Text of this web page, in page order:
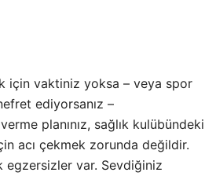
için vaktiniz yoksa – veya spor
ediyorsanız –
planınız, sağlık kulübündeki
acı çekmek zorunda değildir.
egzersizler var. Sevdiğiniz